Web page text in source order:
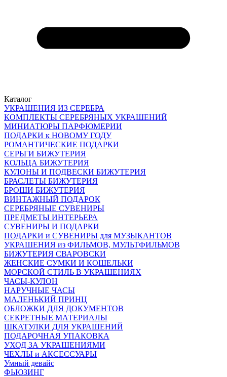
Каталог
УКРАШЕНИЯ ИЗ СЕРЕБРА
КОМПЛЕКТЫ СЕРЕБРЯНЫХ УКРАШЕНИЙ
МИНИАТЮРЫ ПАРФЮМЕРИИ
ПОДАРКИ к НОВОМУ ГОДУ
РОМАНТИЧЕСКИЕ ПОДАРКИ
СЕРЬГИ БИЖУТЕРИЯ
КОЛЬЦА БИЖУТЕРИЯ
КУЛОНЫ И ПОДВЕСКИ БИЖУТЕРИЯ
БРАСЛЕТЫ БИЖУТЕРИЯ
БРОШИ БИЖУТЕРИЯ
ВИНТАЖНЫЙ ПОДАРОК
СЕРЕБРЯНЫЕ СУВЕНИРЫ
ПРЕДМЕТЫ ИНТЕРЬЕРА
СУВЕНИРЫ И ПОДАРКИ
ПОДАРКИ и СУВЕНИРЫ для МУЗЫКАНТОВ
УКРАШЕНИЯ из ФИЛЬМОВ, МУЛЬТФИЛЬМОВ
БИЖУТЕРИЯ СВАРОВСКИ
ЖЕНСКИЕ СУМКИ И КОШЕЛЬКИ
МОРСКОЙ СТИЛЬ В УКРАШЕНИЯХ
ЧАСЫ-КУЛОН
НАРУЧНЫЕ ЧАСЫ
МАЛЕНЬКИЙ ПРИНЦ
ОБЛОЖКИ ДЛЯ ДОКУМЕНТОВ
СЕКРЕТНЫЕ МАТЕРИАЛЫ
ШКАТУЛКИ ДЛЯ УКРАШЕНИЙ
ПОДАРОЧНАЯ УПАКОВКА
УХОД ЗА УКРАШЕНИЯМИ
ЧEХЛЫ и АКСЕССУАРЫ
Умный девайс
ФЬЮЗИНГ